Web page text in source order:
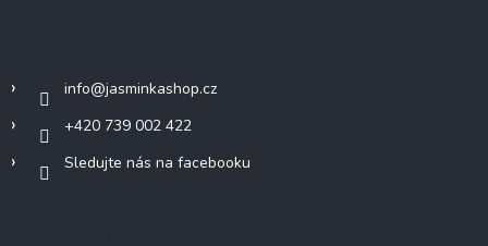
info@jasminkashop.cz
+420 739 002 422
Sledujte nás na facebooku